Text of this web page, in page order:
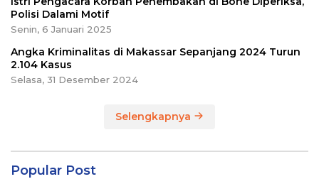
Polisi Dalami Motif
Senin, 6 Januari 2025
Angka Kriminalitas di Makassar Sepanjang 2024 Turun
2.104 Kasus
Selasa, 31 Desember 2024
Selengkapnya
Popular Post